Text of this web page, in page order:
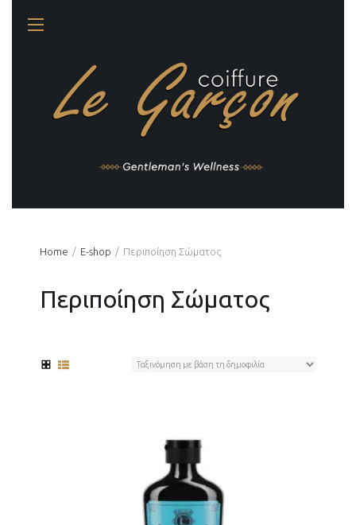
Home Ε-shop Περιποίηση Σώματος
Περιποίηση Σώματος